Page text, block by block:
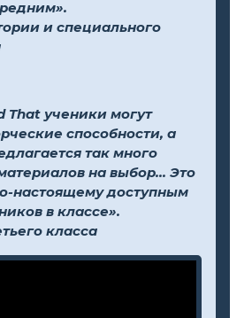
и специального
That ученики могут
способности, а
так много
на выбор... Это
настоящему доступным
в классе».
класса